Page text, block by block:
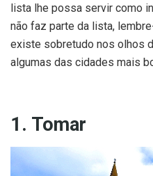
lista lhe possa servir como
não faz parte da lista,
existe sobretudo nos olhos
algumas das cidades mais
1. Tomar